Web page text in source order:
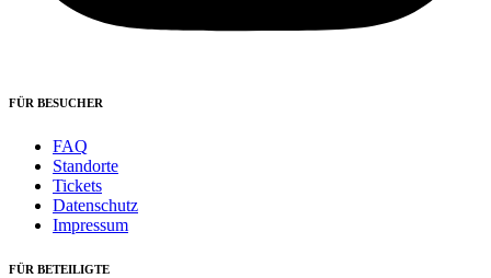
FÜR BESUCHER
FAQ
Standorte
Tickets
Datenschutz
Impressum
FÜR BETEILIGTE